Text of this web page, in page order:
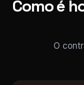
Como é
O